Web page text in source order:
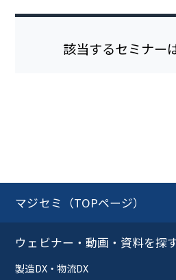
該当するセミナー
マジセミ（TOPページ）
ウェビナー・動画・資料を探
製造DX・物流DX